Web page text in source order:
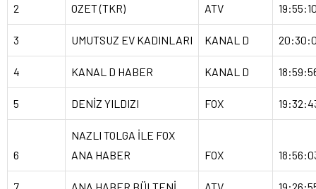
2
OZET (TKR)
ATV
3 UMUTSUZ EV KADINLARI KANAL D
4 KANAL D HABER KANAL D
5 DENİZ YILDIZI FOX
6
NAZLI TOLGA İLE FOX
ANA HABER
FOX